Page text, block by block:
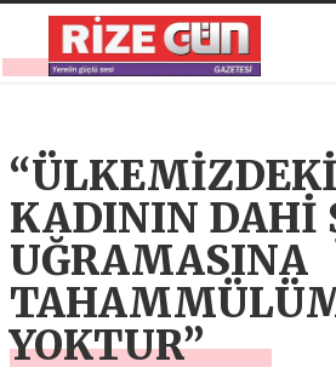
KADININ DAHİ
UĞRAMASINA
YOKTUR”